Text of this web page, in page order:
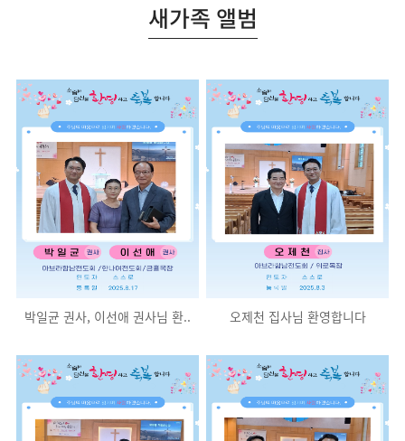
새가족 앨범
박일균 권사, 이선애 권사님 환.. 오제천 집사님 환영합니다